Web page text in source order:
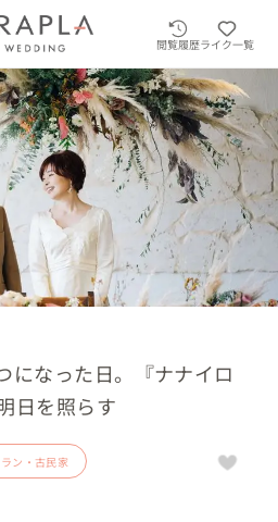
閲覧履歴ライク一覧
になった日。『ナナイロ
日を照らす
ン・古民家